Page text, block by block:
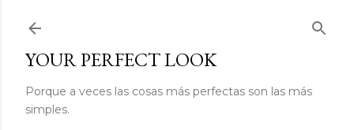
YOUR PERFECT LOOK
Porque a veces las cosas más perfectas son las más
simples.